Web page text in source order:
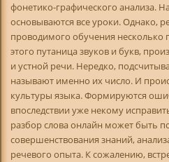
фонетико-графического анализа.
основываются все уроки. Однако,
проводимого обучения несколько
этого путаница звуков и букв,
и устной речи. Нередко,
называют именно их число. И
культуры языка. Формируются
впоследствии уже некому
разбор слова онлайн может быть
совершенствования знаний,
речевого опыта. К сожалению,